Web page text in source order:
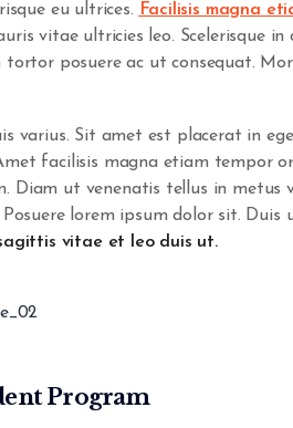
eu ultrices. Facilisis magna
vitae ultricies leo. Scelerisque
tortor posuere ac ut consequat.
varius. Sit amet est placerat in
facilisis magna etiam tempor
Diam ut venenatis tellus in metus
lorem ipsum dolor sit.
vitae et leo duis ut.
Program